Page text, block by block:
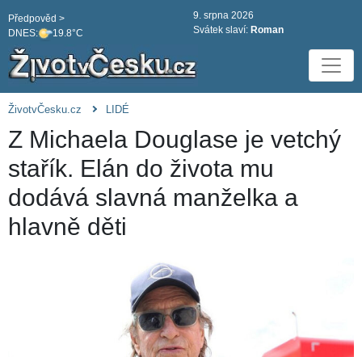
DNES: 19.8°C
Předpověd >
9. srpna 2026
Svátek slaví: Roman
ŽivotvČesku.cz LIDÉ
Z Michaela Douglase je vetchý
stařík. Elán do života mu
dodává slavná manželka a
hlavně děti